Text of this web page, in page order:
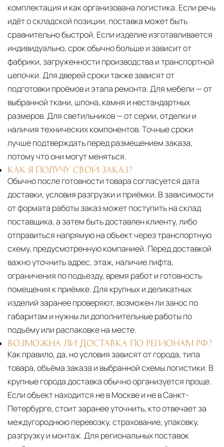
комплектация и как организована логистика. Если речь
идёт о складской позиции, поставка может быть
сравнительно быстрой. Если изделие изготавливается
индивидуально, срок обычно больше и зависит от
фабрики, загруженности производства и транспортной
цепочки. Для дверей сроки также зависят от
подготовки проёмов и этапа ремонта. Для мебели — от
выбранной ткани, шпона, камня и нестандартных
размеров. Для светильников — от серии, отделки и
наличия технических компонентов. Точные сроки
лучше подтверждать перед размещением заказа,
потому что они могут меняться.
КАК Я ПОЛУЧУ СВОЙ ЗАКАЗ?
Обычно после готовности товара согласуется дата
доставки, условия разгрузки и приёмки. В зависимости
от формата работы заказ может поступить на склад
поставщика, а затем быть доставлен клиенту, либо
отправиться напрямую на объект через транспортную
схему, предусмотренную компанией. Перед доставкой
важно уточнить адрес, этаж, наличие лифта,
ограничения по подъезду, время работ и готовность
помещения к приёмке. Для крупных и деликатных
изделий заранее проверяют, возможен ли занос по
габаритам и нужны ли дополнительные работы по
подъёму или распаковке на месте.
ВОЗМОЖНА ЛИ ДОСТАВКА ПО РЕГИОНАМ РФ?
Как правило, да, но условия зависят от города, типа
товара, объёма заказа и выбранной схемы логистики. В
крупные города доставка обычно организуется проще.
Если объект находится не в Москве и не в Санкт-
Петербурге, стоит заранее уточнить, кто отвечает за
междугороднюю перевозку, страхование, упаковку,
разгрузку и монтаж. Для региональных поставок